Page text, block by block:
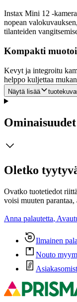
Instax Mini 12 -
nopean
tilanteiden
Kompakti
Kevyt ja integroitu
helppo kuljettaa
Näytä lisää
Ominaisuudet
Oletko
Ovatko tuotetiedot
voisi muuten parantaa,
Anna palautetta,
Ilmainen
Nouto